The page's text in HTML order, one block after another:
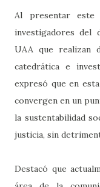
Al presentar este
investigadores del
UAA que realizan
catedrática e
expresó que en
convergen en un
la sustentabilidad
justicia, sin
Destacó que